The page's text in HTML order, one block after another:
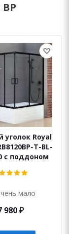
уголок Royal
T-BL-
с поддоном
мало
980₽